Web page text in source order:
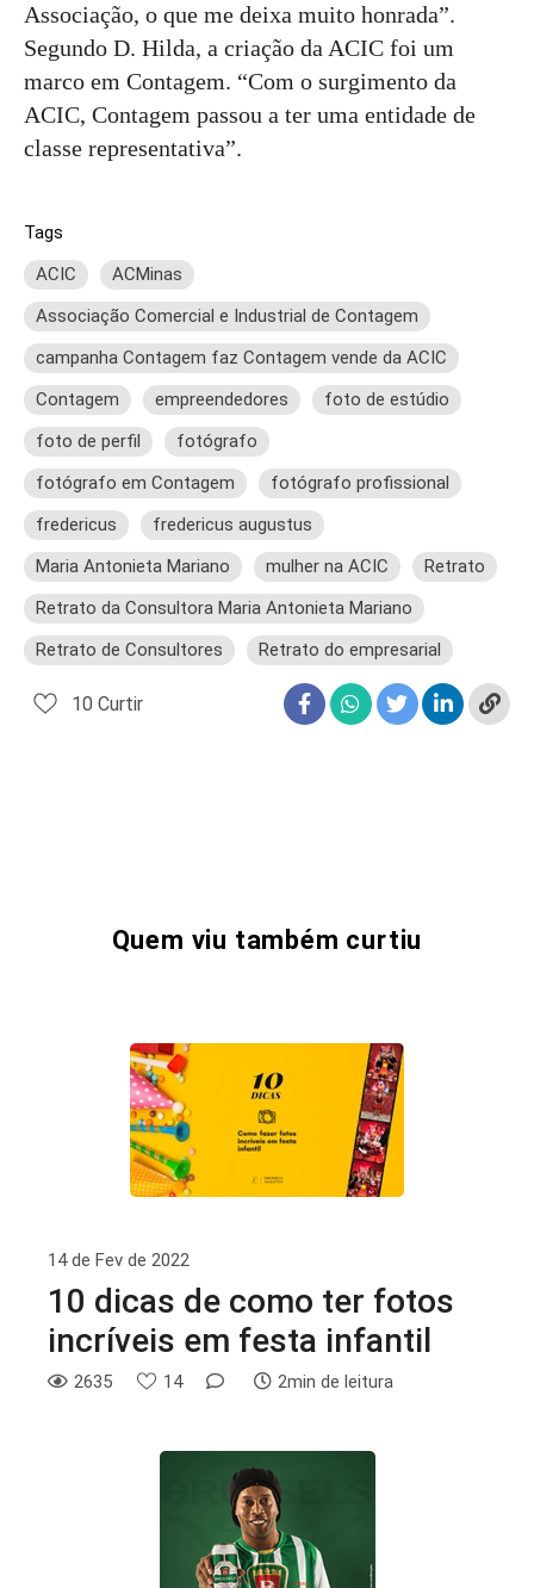
Associação, o que me deixa muito honrada”.
Segundo D. Hilda, a criação da ACIC foi um
marco em Contagem. “Com o surgimento da
ACIC, Contagem passou a ter uma entidade de
classe representativa”.
Tags
ACIC
ACMinas
Associação Comercial e Industrial de Contagem
campanha Contagem faz Contagem vende da ACIC
Contagem
empreendedores
foto de estúdio
foto de perfil
fotógrafo
fotógrafo em Contagem
fotógrafo profissional
fredericus
fredericus augustus
Maria Antonieta Mariano
mulher na ACIC
Retrato
Retrato da Consultora Maria Antonieta Mariano
Retrato de Consultores
Retrato do empresarial
10 Curtir
Quem viu também curtiu
14 de Fev de 2022
10 dicas de como ter fotos
incríveis em festa infantil
2635 14 2min de leitura